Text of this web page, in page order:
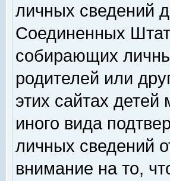
личных сведений
Соединенных
собирающих
родителей или
этих сайтах
иного вида
личных сведений
внимание на то,